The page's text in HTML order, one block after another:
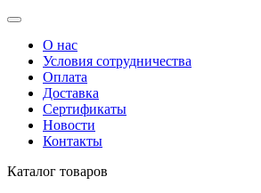
О нас
Условия сотрудничества
Оплата
Доставка
Сертификаты
Новости
Контакты
Каталог товаров